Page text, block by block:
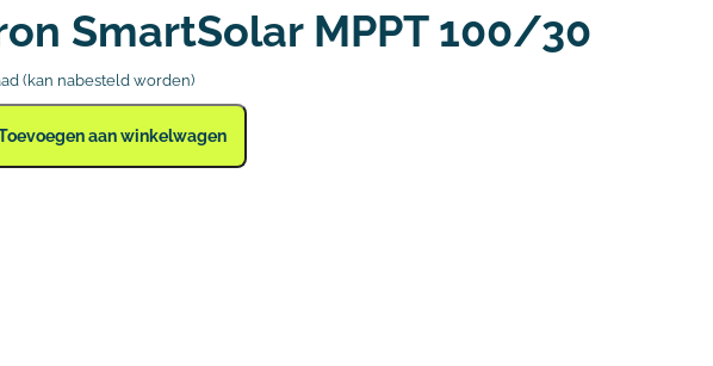
SmartSolar MPPT 100/30
(kan nabesteld worden)
aan winkelwagen